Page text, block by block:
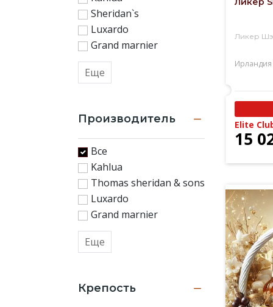
ликеры
от
производителей
прекрасной
многолетней
Sheridan`s
Luxardo
Grand marnier
Еще
Производитель
Все
Kahlua
Thomas sheridan & sons
Luxardo
Grand marnier
Еще
Крепость
Ликер
Ирландия
Elite
15